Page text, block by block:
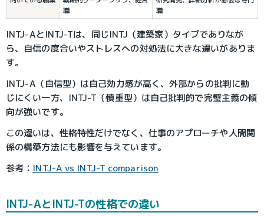
職
職
INTJ-AとINTJ-Tは、同じINTJ（建築家）タイプでありなが
ら、自信の度合いやストレスへの対処法に大きな違いがありま
す。
INTJ-A（自信型）は自己効力感が高く、外部からの批判に動
じにくい一方、INTJ-T（慎重型）は自己批判的で完璧主義の傾
向が強いです。
この違いは、性格特性だけでなく、仕事のアプローチや人間関
係の構築方法にも影響を与えています。
参考： INTJ-A vs INTJ-T comparison
INTJ-AとINTJ-Tの性格での違い